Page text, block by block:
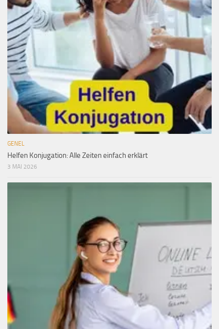
GENEL
Helfen Konjugation: Alle Zeiten einfach erklärt
3 MAI 2026